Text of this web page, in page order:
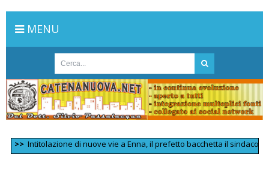
MENU
Intitolazione di nuove vie a Enna, il prefetto bacchetta il sindaco >>